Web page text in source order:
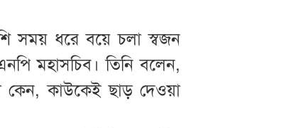
সময় ধরে বয়ে চলা স্বজন
মহাসচিব। তিনি বলেন,
কেন, কাউকেই ছাড় দেওয়া